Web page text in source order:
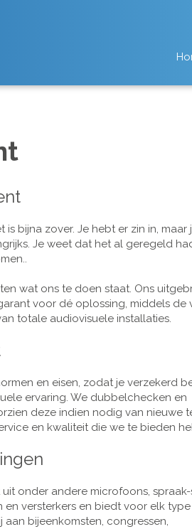
bijna zover. Je hebt er zin in, maar
Je weet dat het al geregeld
wat ons te doen staat. Ons
voor dé oplossing, middels de
totale audiovisuele installaties.
en eisen, zodat je verzekerd
ervaring. We dubbelchecken en
deze indien nodig van nieuwe
en kwaliteit die we te bieden
onder andere microfoons, spraak-
versterkers en biedt voor elk type
bijeenkomsten, congressen,